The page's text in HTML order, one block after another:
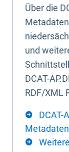
Über die
und
DCAT-
RDF/XML
DCAT-